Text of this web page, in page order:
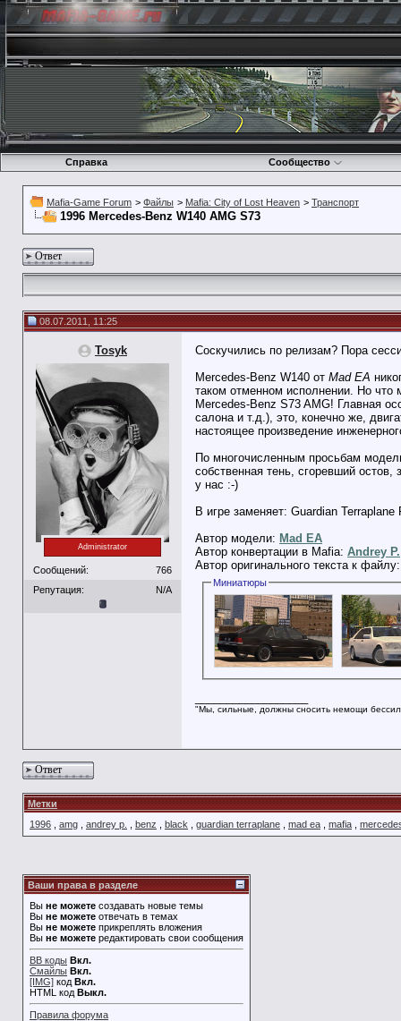
Справка Сообщество
Mafia-Game Forum > Файлы > Mafia: City of Lost Heaven > Транспорт
1996 Mercedes-Benz W140 AMG S73
Ответ
08.07.2011, 11:25
Tosyk
Administrator
Сообщений:
766
Репутация:
N/A
Соскучились по релизам? Пора
Mercedes-Benz W140 от Mad EA
таком отменном исполнении. Но
Mercedes-Benz S73 AMG! Главная
салона и т.д.), это, конечно же,
настоящее произведение
По многочисленным просьбам
собственная тень, сгоревший
у нас :-)
В игре заменяет: Guardian Terraplane
Автор модели: Mad EA
Автор конвертации в Mafia: Andrey P.
Автор оригинального текста к
Миниатюры
"Мы, сильные, должны сносить немощи
Ответ
Метки
1996
amg andrey p. benz black guardian terraplane mad ea mafia
Ваши права в разделе
Вы не можете создавать новые темы
Вы не можете отвечать в темах
Вы не можете прикреплять вложения
Вы не можете редактировать свои сообщения
BB коды Вкл.
Смайлы Вкл.
[IMG] код Вкл.
HTML код Выкл.
Правила форума